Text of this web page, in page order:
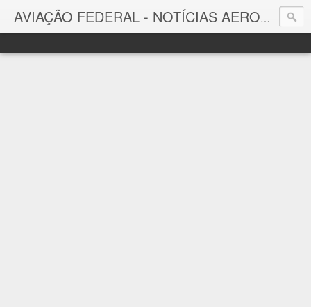
AVIAÇÃO FEDERAL - NOTÍCIAS AERONÁUTICAS & TECNOLOGIAS
Aviação Federal